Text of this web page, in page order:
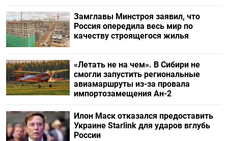
Замглавы Минстроя заявил, что
Россия опередила весь мир по
качеству строящегося жилья
«Летать не на чем». В Сибири не
смогли запустить региональные
авиамаршруты из-за провала
импортозамещения Ан-2
Илон Маск отказался предоставить
Украине Starlink для ударов вглубь
России